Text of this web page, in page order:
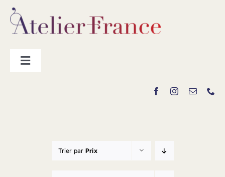
Passer
contenu
Toggle
Trier par Prix